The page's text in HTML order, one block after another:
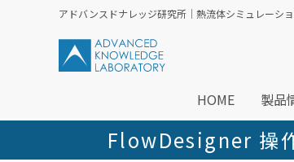
アドバンスドナレッジ研究所｜熱流体シミュレーシ
HOME 製品
FlowDesigner 操